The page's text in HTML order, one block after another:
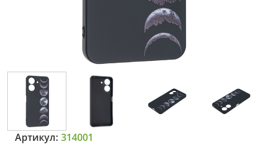
Артикул: 314001